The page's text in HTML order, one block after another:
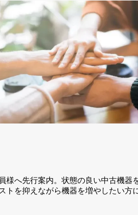
様へ先行案内。状態の良い中古機器
トを抑えながら機器を増やしたい方